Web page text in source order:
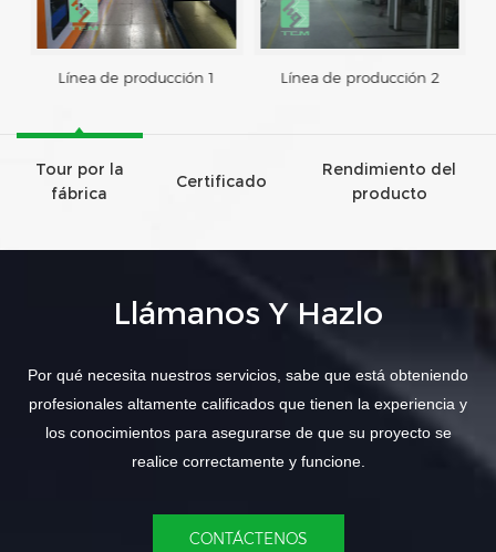
Línea de producción 1 Línea de producción 2
Tour por la
fábrica
Certificado
Rendimiento del
producto
Llámanos Y Hazlo
Por qué necesita nuestros servicios, sabe que está obteniendo
profesionales altamente calificados que tienen la experiencia y
los conocimientos para asegurarse de que su proyecto se
realice correctamente y funcione.
CONTÁCTENOS